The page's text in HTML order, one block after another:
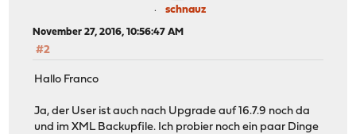
schnauz
November 27, 2016, 10:56:47 AM
#2
Hallo Franco
Ja, der User ist auch nach Upgrade auf 16.7.9 noch da
und im XML Backupfile. Ich probier noch ein paar Dinge